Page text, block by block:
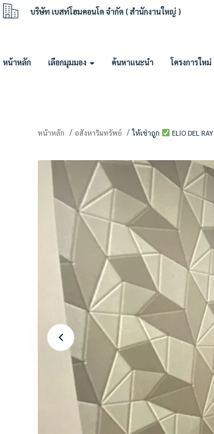
บริษัท เบสท์โฮมคอนโด จำกัด ( สำนักงานใหญ่ )
หน้าหลัก เลือกมุมมอง ค้นหาแนะนำ โครงการใหม่
หน้าหลัก อสังหาริมทรัพย์ ให้เช่าถูก ELIO DEL RAY